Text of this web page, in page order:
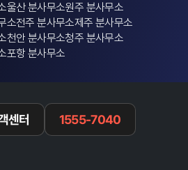
울산 분사무소원주 분사무소
소전주 분사무소제주 분사무소
천안 분사무소청주 분사무소
포항 분사무소
센터 1555-7040